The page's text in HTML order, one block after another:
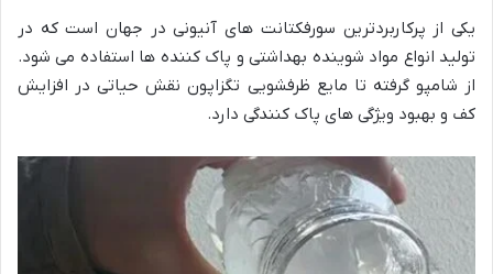
یکی از پرکاربردترین سورفکتانت های آنیونی در جهان است که در
تولید انواع مواد شوینده بهداشتی و پاک کننده ها استفاده می شود.
از شامپو گرفته تا مایع ظرفشویی تگزاپون نقش حیاتی در افزایش
کف و بهبود ویژگی های پاک کنندگی دارد.